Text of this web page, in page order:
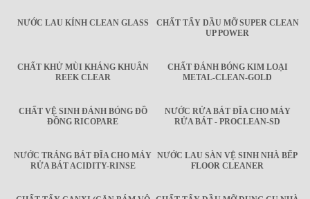
NƯỚC LAU KÍNH CLEAN GLASS
CHẤT TẨY DẦU MỠ SUPER CLEAN
UP POWER
CHẤT KHỬ MÙI KHÁNG KHUẨN
REEK CLEAR
CHẤT ĐÁNH BÓNG KIM LOẠI
METAL-CLEAN-GOLD
CHẤT VỆ SINH ĐÁNH BÓNG ĐỒ
ĐỒNG RICOPARE
NƯỚC RỬA BÁT ĐĨA CHO MÁY
RỬA BÁT - PROCLEAN-SD
NƯỚC TRÁNG BÁT ĐĨA CHO MÁY
RỬA BÁT ACIDITY-RINSE
NƯỚC LAU SÀN VỆ SINH NHÀ BẾP
FLOOR CLEANER